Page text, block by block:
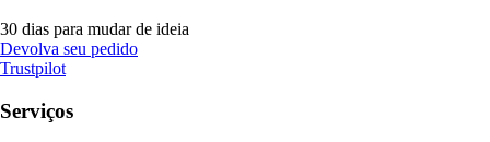
30 dias para mudar de ideia
Devolva seu pedido
Trustpilot
Serviços